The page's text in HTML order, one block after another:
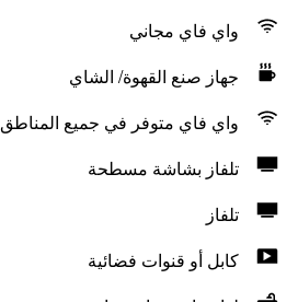
واي فاي مجاني
جهاز صنع القهوة/ الشاي
واي فاي متوفر في جميع المناطق
تلفاز بشاشة مسطحة
تلفاز
كابل أو قنوات فضائية